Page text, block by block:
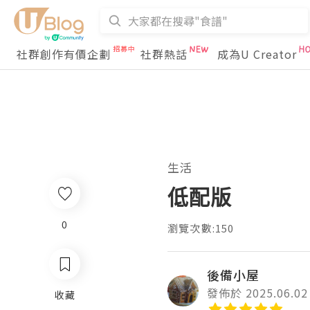
社群創作有價企劃 社群熱話 成為U Creator
生活
低配版
瀏覽次數:150
後備小屋
發佈於 2025.06.02
0
收藏